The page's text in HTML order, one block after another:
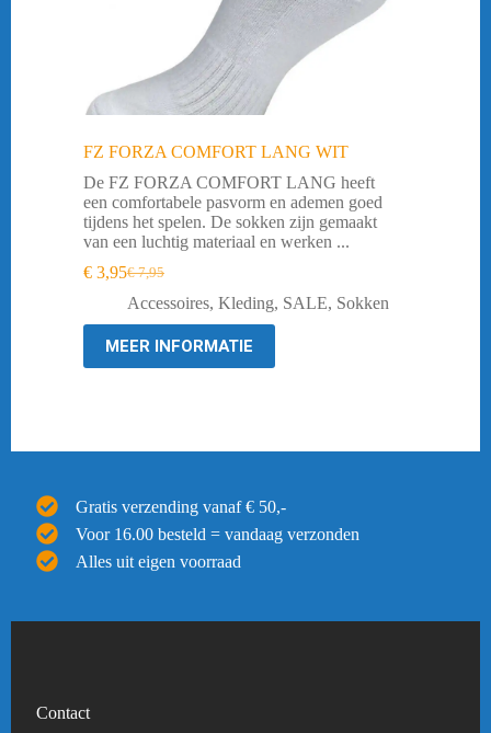
FZ FORZA COMFORT LANG WIT
De FZ FORZA COMFORT LANG heeft
een comfortabele pasvorm en ademen goed
tijdens het spelen. De sokken zijn gemaakt
van een luchtig materiaal en werken ...
€7,95
Oorspronkelijke
prijs
was:
€ 7,95.
€ 3,95Huidige
prijs
is:
€ 3,95.
Accessoires, Kleding, SALE, Sokken
MEER INFORMATIE
Gratis verzending vanaf € 50,-
Voor 16.00 besteld = vandaag verzonden
Alles uit eigen voorraad
Contact